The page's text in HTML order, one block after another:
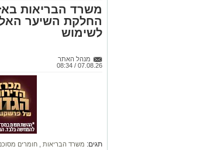
משרד הבריאות
החלקת השיער
לשימוש
מנהל האתר
07.08.26 / 08:34
תגים: משרד הבריאות חומרים